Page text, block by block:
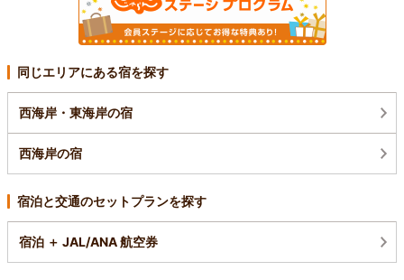
同じエリアにある宿を探す
西海岸・東海岸の宿
西海岸の宿
宿泊と交通のセットプランを探す
宿泊 ＋ JAL/ANA 航空券